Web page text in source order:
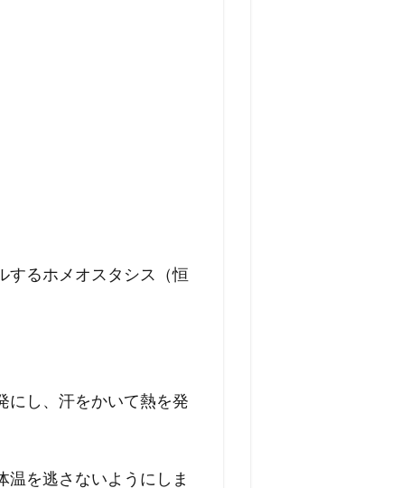
するホメオスタシス（恒
にし、汗をかいて熱を発
温を逃さないようにしま